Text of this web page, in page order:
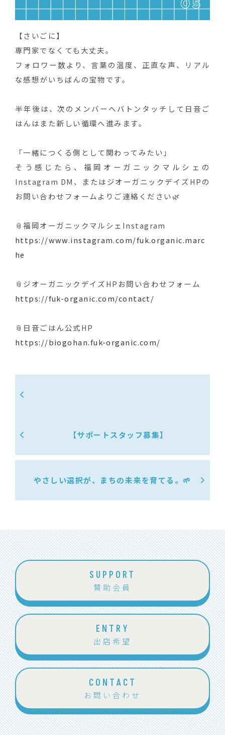
【さいごに】
専門家でなくても大丈夫。
フォロワー数より、言葉の温度、正直な声、リアル
な感想がいちばんの宝物です。
半年後は、次のメンバーへバトンタッチして日音ご
はんはまた新しい循環へ進みます。
「一緒につくる側として関わってみたい」
そう感じたら、福岡オーガニックマルシェの
Instagram DM、またはジオーガニックデイズHPの
お問い合わせフォームよりご連絡ください🌿
📎福岡オーガニックマルシェInstagram
https://www.instagram.com/fuk.organic.marc
he
📎ジオーガニックデイズHPお問い合わせフォーム
https://fuk-organic.com/contact/
📎日音ごはん公式HP
https://biogohan.fuk-organic.com/
【サポートスタッフ募集】
やさしい選択が、まちの未来を育てる。🌱
SUPPORT
賛助会員
ENTRY
出店希望
CONTACT
お問い合わせ